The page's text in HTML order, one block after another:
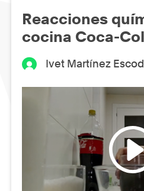
Reacciones
cocina Coca-
Ivet Martínez